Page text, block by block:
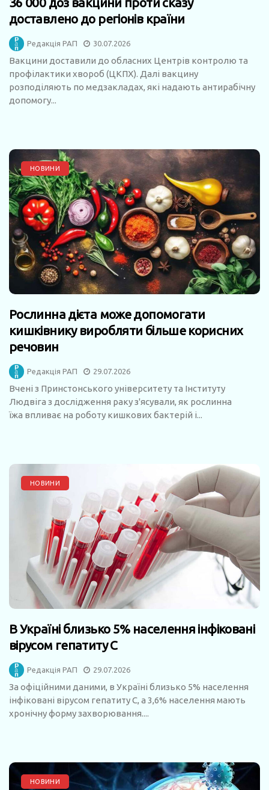
доставлено до регіонів країни
Редакція РАП 30.07.2026
Вакцини доставили до обласних Центрів контролю та
профілактики хвороб (ЦКПХ). Далі вакцину
розподіляють по медзакладах, які надають антирабічну
допомогу...
НОВИНИ
Рослинна дієта може допомогати
кишківнику виробляти більше корисних
речовин
Редакція РАП 29.07.2026
Вчені з Принстонського університету та Інституту
Людвіга з дослідження раку з'ясували, як рослинна
їжа впливає на роботу кишкових бактерій і...
НОВИНИ
В Україні близько 5% населення інфіковані
вірусом гепатиту С
Редакція РАП 29.07.2026
За офіційними даними, в Україні близько 5% населення
інфіковані вірусом гепатиту С, а 3,6% населення мають
хронічну форму захворювання....
НОВИНИ